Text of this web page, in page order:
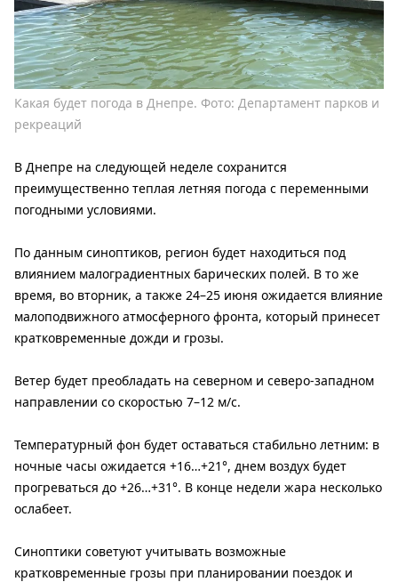
Какая будет погода в Днепре. Фото: Департамент парков и
рекреаций
В Днепре на следующей неделе сохранится
преимущественно теплая летняя погода с переменными
погодными условиями.
По данным синоптиков, регион будет находиться под
влиянием малоградиентных барических полей. В то же
время, во вторник, а также 24–25 июня ожидается влияние
малоподвижного атмосферного фронта, который принесет
кратковременные дожди и грозы.
Ветер будет преобладать на северном и северо-западном
направлении со скоростью 7–12 м/с.
Температурный фон будет оставаться стабильно летним: в
ночные часы ожидается +16…+21°, днем ​​воздух будет
прогреваться до +26…+31°. В конце недели жара несколько
ослабеет.
Синоптики советуют учитывать возможные
кратковременные грозы при планировании поездок и